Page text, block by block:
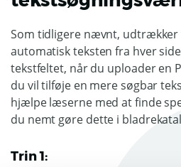
Som tidligere nævnt, udtrækker
automatisk teksten fra hver
tekstfeltet, når du uploader en
du vil tilføje en mere søgbar
hjælpe læserne med at finde
du nemt gøre dette i
Trin 1: